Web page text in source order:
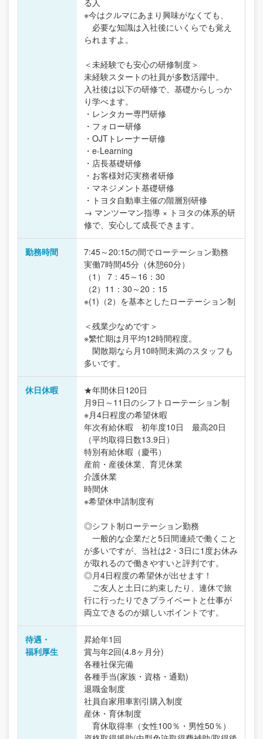
る人
※今はクルマにあまり興味がなくても、
必要な知識は入社後にいくらでも覚え
られますよ。
＜未経験でも安心の研修制度＞
未経験スタートの社員が多数活躍中。
入社後は以下の研修で、基礎からしっか
り学べます。
・レンタカー専門研修
・フォロー研修
・OJTトレーナー研修
・e-Learning
・店長基礎研修
・お客様対応実務者研修
・マネジメント基礎研修
・トヨタ自動車主催の階層別研修
→ マンツーマン指導 × トヨタの体系的研
修で、安心して成長できます。
勤務時間
7:45～20:15の間でローテーション勤務
実働7時間45分（休憩60分）
（1） 7：45～16：30
（2）11：30～20：15
※(1)（2）を基本としたローテーション制
＜残業少なめです＞
※繁忙期は月平均12時間程度。
閑散期なら月10時間未満のスタッフも
多いです。
休日休暇
★年間休日120日
月9日～11日のシフトローテーション制
※月4日程度の希望休暇
年次有給休暇 初年度10日 最高20日
（平均取得日数13.9日）
特別有給休暇（慶弔）
産前・産後休業、育児休業
介護休業
時間休
※希望休申請制度有
◎シフト制ローテーション勤務
一般的な企業だと5日間連続で働くこと
が多いですが、当社は2・3日に1度お休み
が取れるので働きやすいと評判です。
◎月4日程度の希望休が出せます！
ご友人と土日に約束したり、連休で旅
行に行ったりできプライベートと仕事が
両立できるのが嬉しいポイントです。
待遇・
福利厚生
昇給年1回
賞与年2回(4.8ヶ月分)
各種社保完備
各種手当(家族・資格・通勤)
退職金制度
社員自家用車割引購入制度
産休・育休制度
育休取得率（女性100％・男性50％）